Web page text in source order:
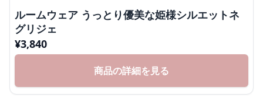
ルームウェア うっとり優美な姫様シルエットネ
グリジェ
¥3,840
商品の詳細を見る